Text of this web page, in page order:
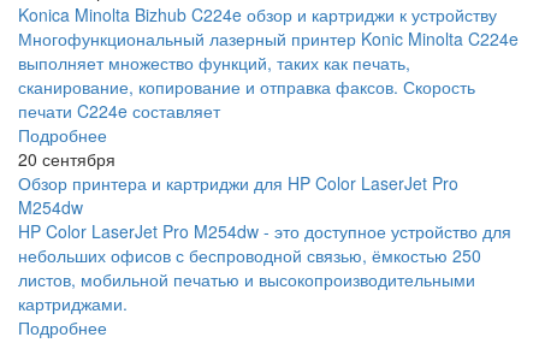
Konica Minolta Bizhub C224e обзор и картриджи к устройству
Многофункциональный лазерный принтер Konic Minolta C224e
выполняет множество функций, таких как печать,
сканирование, копирование и отправка факсов. Скорость
печати C224e составляет
Подробнее
20 сентября
Обзор принтера и картриджи для HP Color LaserJet Pro
M254dw
HP Color LaserJet Pro M254dw - это доступное устройство для
небольших офисов с беспроводной связью, ёмкостью 250
листов, мобильной печатью и высокопроизводительными
картриджами.
Подробнее